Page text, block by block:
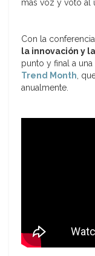
más voz y voto al
Con la conferencia
la innovación y
punto y final a
Trend Month ,
anualmente.